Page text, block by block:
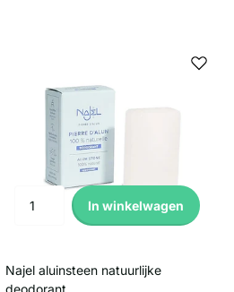
In winkelwagen
Najel aluinsteen natuurlijke
deodorant